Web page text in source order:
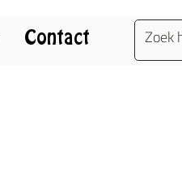
Contact